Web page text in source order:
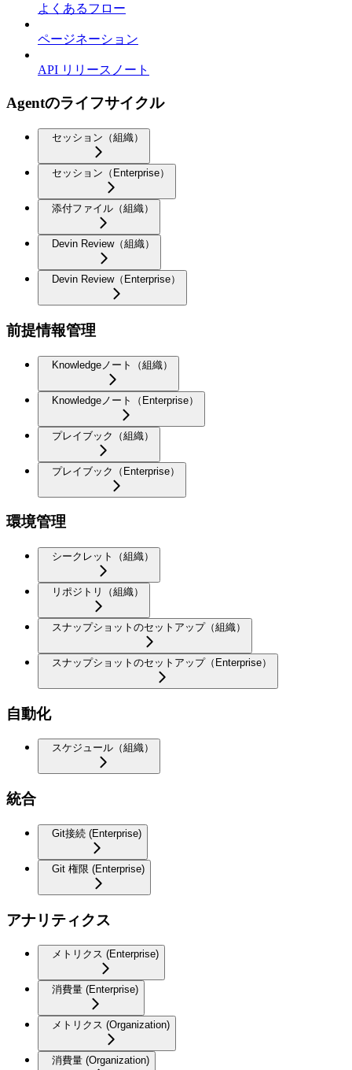
よくあるフロー
ページネーション
API リリースノート
Agentのライフサイクル
セッション（組織）
セッション（Enterprise）
添付ファイル（組織）
Devin Review（組織）
Devin Review（Enterprise）
前提情報管理
Knowledgeノート（組織）
Knowledgeノート（Enterprise）
プレイブック（組織）
プレイブック（Enterprise）
環境管理
シークレット（組織）
リポジトリ（組織）
スナップショットのセットアップ（組織）
スナップショットのセットアップ（Enterprise）
自動化
スケジュール（組織）
統合
Git接続 (Enterprise)
Git 権限 (Enterprise)
アナリティクス
メトリクス (Enterprise)
消費量 (Enterprise)
メトリクス (Organization)
消費量 (Organization)